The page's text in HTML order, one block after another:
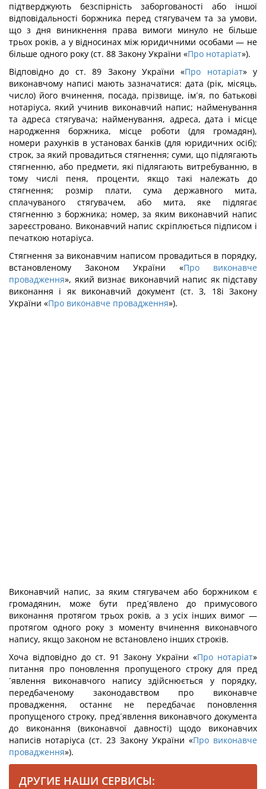
підтверджують безспірність заборгованості або іншої
відповідальності боржника перед стягувачем та за умови,
що з дня виникнення права вимоги минуло не більше
трьох років, а у відносинах між юридичними особами — не
більше одного року (ст. 88 Закону України «Про нотаріат»).
Відповідно до ст. 89 Закону України «Про нотаріат» у
виконавчому написі мають зазначатися: дата (рік, місяць,
число) його вчинення, посада, прізвище, ім´я, по батькові
нотаріуса, який учинив виконавчий напис; найменування
та адреса стягувача; найменування, адреса, дата і місце
народження боржника, місце роботи (для громадян),
номери рахунків в установах банків (для юридичних осіб);
строк, за який провадиться стягнення; суми, що підлягають
стягненню, або предмети, які підлягають витребуванню, в
тому числі пеня, проценти, якщо такі належать до
стягнення; розмір плати, сума державного мита,
сплачуваного стягувачем, або мита, яке підлягає
стягненню з боржника; номер, за яким виконавчий напис
зареєстровано. Виконавчий напис скріплюється підписом і
печаткою нотаріуса.
Стягнення за виконавчим написом провадиться в порядку,
встановленому Законом України «Про виконавче
провадження», який визнає виконавчий напис як підставу
виконання і як виконавчий документ (ст. З, 18і Закону
України «Про виконавче провадження»).
Виконавчий напис, за яким стягувачем або боржником є
громадянин, може бути пред´явлено до примусового
виконання протягом трьох років, а з усіх інших вимог —
протягом одного року з моменту вчинення виконавчого
напису, якщо законом не встановлено інших строків.
Хоча відповідно до ст. 91 Закону України «Про нотаріат»
питання про поновлення пропущеного строку для пред
´явлення виконавчого напису здійснюється у порядку,
передбаченому законодавством про виконавче
провадження, останнє не передбачає поновлення
пропущеного строку, пред´явлення виконавчого документа
до виконання (виконавчої давності) щодо виконавчих
написів нотаріуса (ст. 23 Закону України «Про виконавче
провадження»).
ДРУГИЕ НАШИ СЕРВИСЫ: